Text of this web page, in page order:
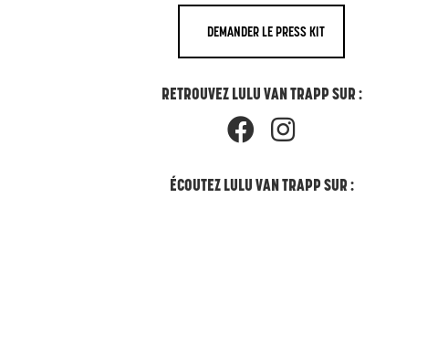
DEMANDER LE PRESS KIT
RETROUVEZ LULU VAN TRAPP SUR :
ÉCOUTEZ LULU VAN TRAPP SUR :